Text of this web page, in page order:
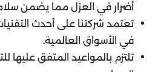
أضرار في العزل مما يضمن
تعتمد شركتنا على أحدث
في الأسواق العالمية.
تلتزم بالمواعيد المتفق